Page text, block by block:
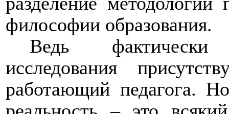
философии образования.
Ведь фактически
исследования
работающий педагога.